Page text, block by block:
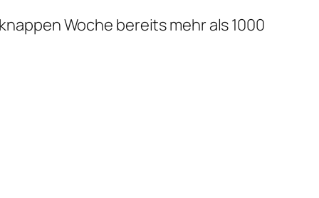
Woche bereits mehr als 1000